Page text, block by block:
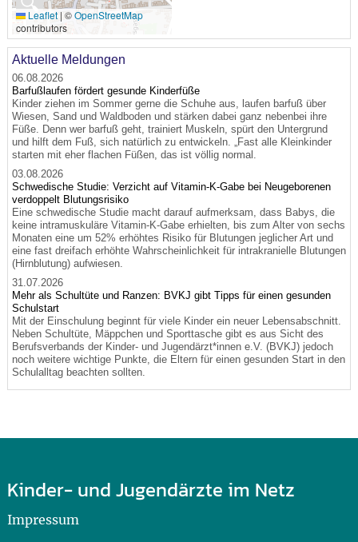
Leaflet | ©OpenStreetMap
contributors
Aktuelle Meldungen
06.08.2026
Barfußlaufen fördert gesunde Kinderfüße
Kinder ziehen im Sommer gerne die Schuhe aus, laufen barfuß über
Wiesen, Sand und Waldboden und stärken dabei ganz nebenbei ihre
Füße. Denn wer barfuß geht, trainiert Muskeln, spürt den Untergrund
und hilft dem Fuß, sich natürlich zu entwickeln. „Fast alle Kleinkinder
starten mit eher flachen Füßen, das ist völlig normal.
03.08.2026
Schwedische Studie: Verzicht auf Vitamin-K-Gabe bei Neugeborenen
verdoppelt Blutungsrisiko
Eine schwedische Studie macht darauf aufmerksam, dass Babys, die
keine intramuskuläre Vitamin-K-Gabe erhielten, bis zum Alter von sechs
Monaten eine um 52% erhöhtes Risiko für Blutungen jeglicher Art und
eine fast dreifach erhöhte Wahrscheinlichkeit für intrakranielle Blutungen
(Hirnblutung) aufwiesen.
31.07.2026
Mehr als Schultüte und Ranzen: BVKJ gibt Tipps für einen gesunden
Schulstart
Mit der Einschulung beginnt für viele Kinder ein neuer Lebensabschnitt.
Neben Schultüte, Mäppchen und Sporttasche gibt es aus Sicht des
Berufsverbands der Kinder- und Jugendärzt*innen e.V. (BVKJ) jedoch
noch weitere wichtige Punkte, die Eltern für einen gesunden Start in den
Schulalltag beachten sollten.
Kinder- und Jugendärzte im Netz
Impressum